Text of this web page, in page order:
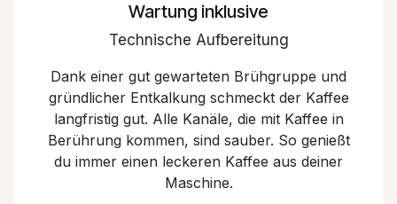
Wartung inklusive
Technische Aufbereitung
Dank einer gut gewarteten Brühgruppe und
gründlicher Entkalkung schmeckt der Kaffee
langfristig gut. Alle Kanäle, die mit Kaffee in
Berührung kommen, sind sauber. So genießt
du immer einen leckeren Kaffee aus deiner
Maschine.